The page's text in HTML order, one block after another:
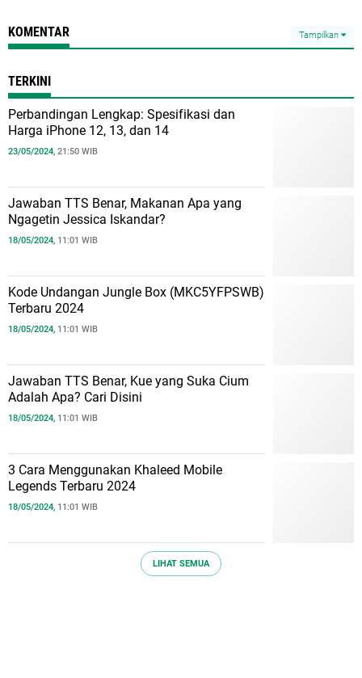
KOMENTAR Tampilkan
TERKINI
Perbandingan Lengkap: Spesifikasi dan
Harga iPhone 12, 13, dan 14
23/05/2024, 21:50 WIB
Jawaban TTS Benar, Makanan Apa yang
Ngagetin Jessica Iskandar?
18/05/2024, 11:01 WIB
Kode Undangan Jungle Box (MKC5YFPSWB)
Terbaru 2024
18/05/2024, 11:01 WIB
Jawaban TTS Benar, Kue yang Suka Cium
Adalah Apa? Cari Disini
18/05/2024, 11:01 WIB
3 Cara Menggunakan Khaleed Mobile
Legends Terbaru 2024
18/05/2024, 11:01 WIB
LIHAT SEMUA